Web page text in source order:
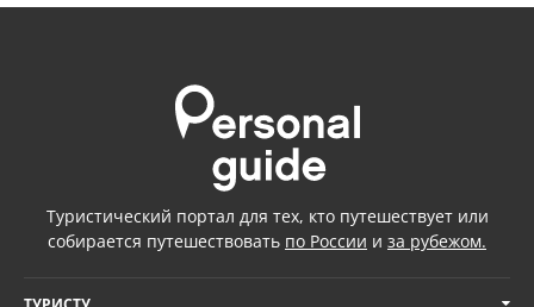
Туристический портал для тех, кто путешествует или
собирается путешествовать по России и за рубежом.